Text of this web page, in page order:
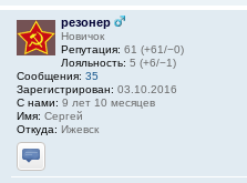
резонер
Новичок
Репутация: 61 (+61/−0)
Лояльность: 5 (+6/−1)
Сообщения: 35
Зарегистрирован: 03.10.2016
С нами: 9 лет 10 месяцев
Имя: Сергей
Откуда: Ижевск
Отправить личное сообщение